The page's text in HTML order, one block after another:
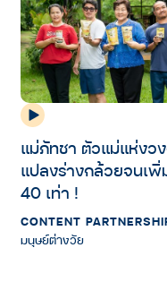
แม่ภัทชา ตัวแม่แห่งว
แปลงร่างกล้วยจนเ
40 เท่า !
CONTENT
มนุษย์ต่างวัย